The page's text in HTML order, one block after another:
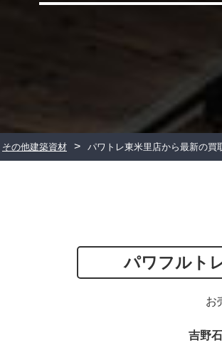
その他建築資材 > パワトレ東米里店から最新の買
パワフルト
お
吉野